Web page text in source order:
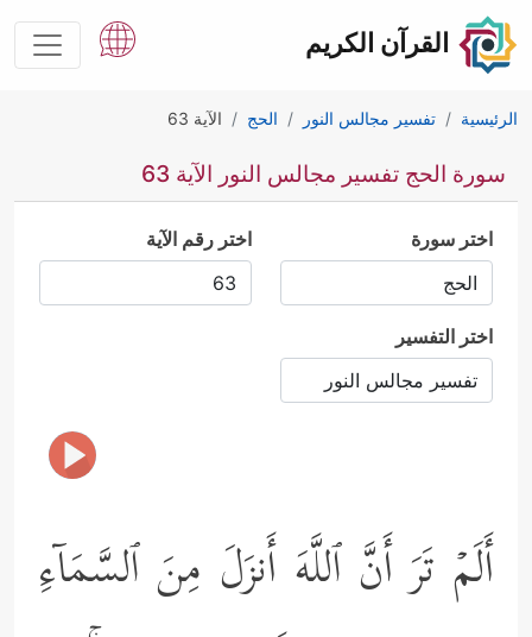
القرآن الكريم
الرئيسية تفسير مجالس النور الحج الآية 63
سورة الحج تفسير مجالس النور الآية 63
اختر سورة اختر رقم الآية
اختر التفسير
أَلَمۡ تَرَ أَنَّ ٱللَّهَ أَنزَلَ مِنَ ٱلسَّمَاۤءِ